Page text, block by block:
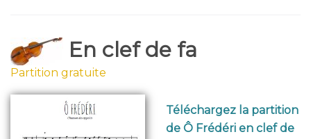
En clef de fa
Partition gratuite
Téléchargez la partition
de Ô Frédéri en clef de